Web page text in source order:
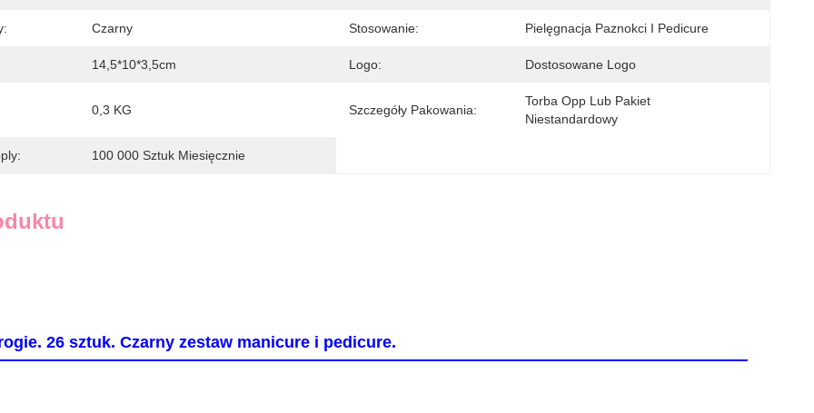
Czarny Stosowanie: Pielęgnacja Paznokci I Pedicure
14,5*10*3,5cm Logo: Dostosowane Logo
0,3 KG Szczegóły Pakowania:
Torba Opp Lub Pakiet
Niestandardowy
100 000 Sztuk Miesięcznie
26 sztuk. Czarny zestaw manicure i pedicure.